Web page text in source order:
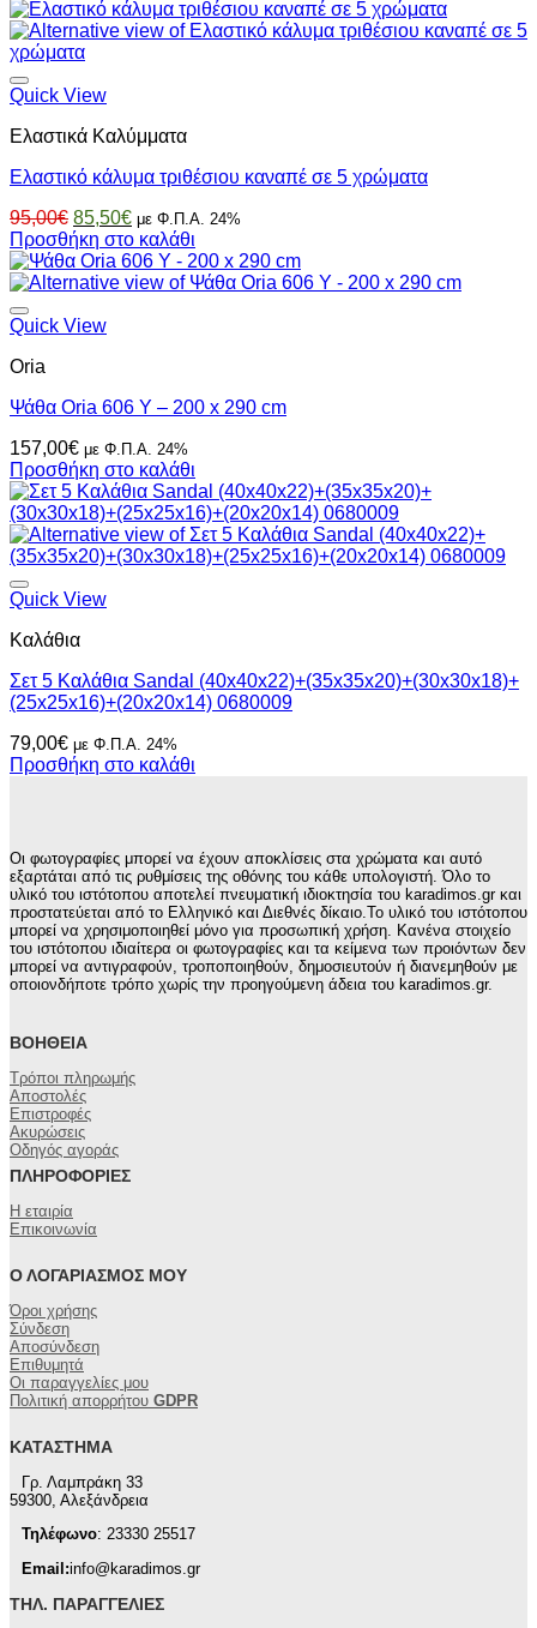
was:
220,00€.
τιμή
είναι:
Quick View
Ελαστικά Καλύμματα
Ελαστικό κάλυμα τριθέσιου καναπέ σε 5 χρώματα
95,00€ Original
price
was:
95,00€.
85,50€Η
τρέχουσα
τιμή
είναι:
με Φ.Π.Α. 24%
Προσθήκη στο καλάθι
Quick View
Oria
Ψάθα Oria 606 Y – 200 x 290 cm
157,00€ με Φ.Π.Α. 24%
Προσθήκη στο καλάθι
Quick View
Καλάθια
Σετ 5 Καλάθια Sandal (40x40x22)+(35x35x20)+(30x30x18)+
(25x25x16)+(20x20x14) 0680009
79,00€ με Φ.Π.Α. 24%
Προσθήκη στο καλάθι
Οι φωτογραφίες μπορεί να έχουν αποκλίσεις στα χρώματα και αυτό
εξαρτάται από τις ρυθμίσεις της οθόνης του κάθε υπολογιστή. Όλο το
υλικό του ιστότοπου αποτελεί πνευματική ιδιοκτησία του karadimos.gr και
προστατεύεται από το Ελληνικό και Διεθνές δίκαιο.Το υλικό του ιστότοπου
μπορεί να χρησιμοποιηθεί μόνο για προσωπική χρήση. Κανένα στοιχείο
του ιστότοπου ιδιαίτερα οι φωτογραφίες και τα κείμενα των προιόντων δεν
μπορεί να αντιγραφούν, τροποποιηθούν, δημοσιευτούν ή διανεμηθούν με
οποιονδήποτε τρόπο χωρίς την προηγούμενη άδεια του karadimos.gr.
ΒΟΉΘΕΙΑ
Τρόποι πληρωμής
Αποστολές
Επιστροφές
Ακυρώσεις
Οδηγός αγοράς
ΠΛΗΡΟΦΟΡΊΕΣ
Η εταιρία
Επικοινωνία
Ο ΛΟΓΑΡΙΑΣΜΌΣ ΜΟΥ
Όροι χρήσης
Σύνδεση
Αποσύνδεση
Επιθυμητά
Οι παραγγελίες μου
Πολιτική απορρήτου GDPR
ΚΑΤΆΣΤΗΜΑ
Γρ. Λαμπράκη 33
59300, Αλεξάνδρεια
Τηλέφωνο: 23330 25517
Email:info@karadimos.gr
ΤΗΛ. ΠΑΡΑΓΓΕΛΊΕΣ